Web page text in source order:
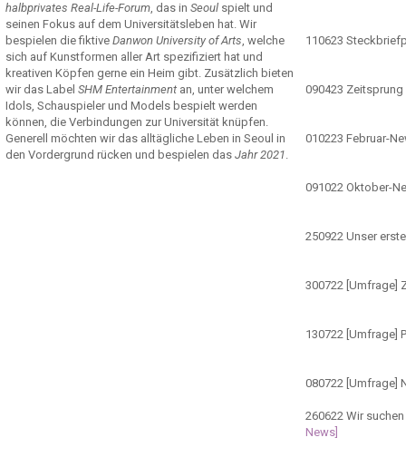
halbprivates Real-Life-Forum, das in Seoul spielt und
seinen Fokus auf dem Universitätsleben hat. Wir
bespielen die fiktive Danwon University of Arts, welche
sich auf Kunstformen aller Art spezifiziert hat und
kreativen Köpfen gerne ein Heim gibt. Zusätzlich bieten
wir das Label SHM Entertainment an, unter welchem
Idols, Schauspieler und Models bespielt werden
können, die Verbindungen zur Universität knüpfen.
Generell möchten wir das alltägliche Leben in Seoul in
den Vordergrund rücken und bespielen das Jahr 2021.
110623
090423
010223 Februar-
091022 Oktober-
250922 Unser
300722 [Umfrage]
130722 [Umfrage]
080722 [Umfrage]
260622 Wir
News]